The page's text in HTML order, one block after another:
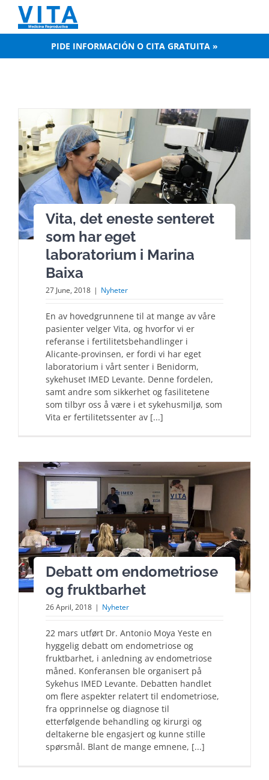
content
PIDE INFORMACIÓN O CITA GRATUITA »
Vita, det eneste senteret
som har eget
laboratorium i Marina
Baixa
27 June, 2018 | Nyheter
En av hovedgrunnene til at mange av våre
pasienter velger Vita, og hvorfor vi er
referanse i fertilitetsbehandlinger i
Alicante-provinsen, er fordi vi har eget
laboratorium i vårt senter i Benidorm,
sykehuset IMED Levante. Denne fordelen,
samt andre som sikkerhet og fasilitetene
som tilbyr oss å være i et sykehusmiljø, som
Vita er fertilitetssenter av [...]
Debatt om endometriose
og fruktbarhet
26 April, 2018 | Nyheter
22 mars utført Dr. Antonio Moya Yeste en
hyggelig debatt om endometriose og
fruktbarhet, i anledning av endometriose
måned. Konferansen ble organisert på
Sykehus IMED Levante. Debatten handlet
om flere aspekter relatert til endometriose,
fra opprinnelse og diagnose til
etterfølgende behandling og kirurgi og
deltakerne ble engasjert og kunne stille
spørsmål. Blant de mange emnene, [...]